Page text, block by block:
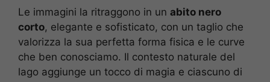
Le immagini la ritraggono in un abito nero
corto, elegante e sofisticato, con un taglio che
valorizza la sua perfetta forma fisica e le curve
che ben conosciamo. Il contesto naturale del
lago aggiunge un tocco di magia e ciascuno di